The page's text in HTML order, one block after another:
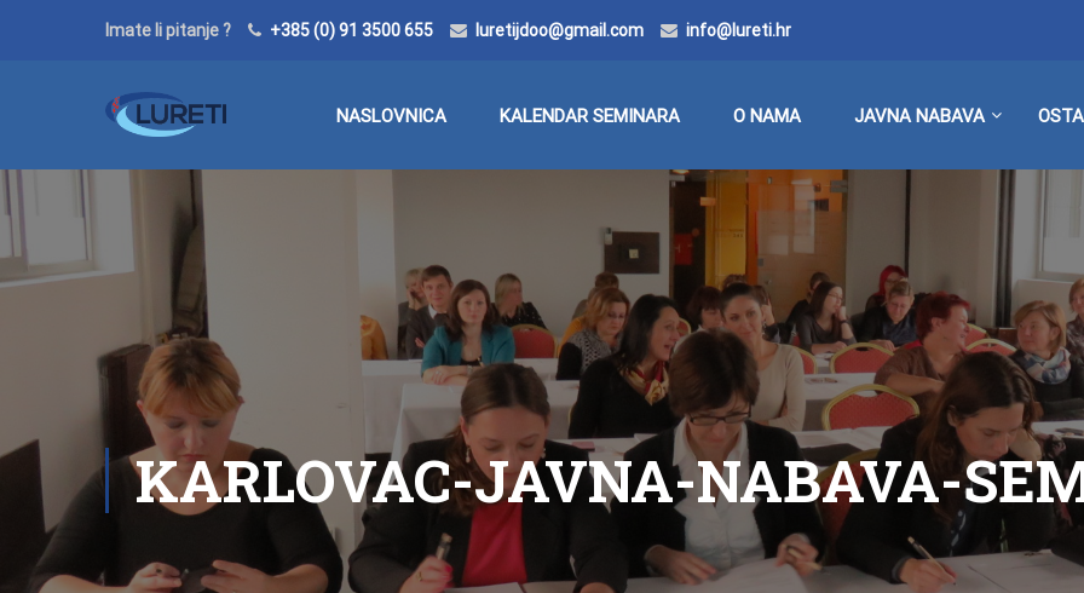
Imate li pitanje ? +385 (0) 91 3500 655 luretijdoo@gmail.com info@lureti.hr
NASLOVNICA KALENDAR SEMINARA O NAMA JAVNA NABAVA
KARLOVAC-JAVNA-NABAVA-